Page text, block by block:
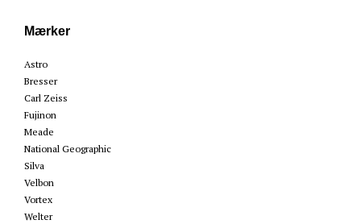
Mærker
Astro
Bresser
Carl Zeiss
Fujinon
Meade
National Geographic
Silva
Velbon
Vortex
Welter